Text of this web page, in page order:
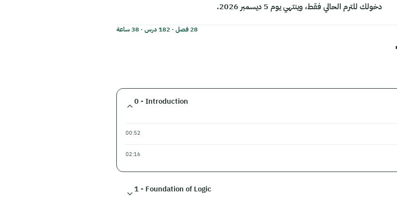
دخولك للترم الحالي فقط، وينتهي يوم 5 ديسمبر 2026.
28 فصل · 182 درس · 38 ساعة
0 - Introduction
00:52
02:16
1 - Foundation of Logic